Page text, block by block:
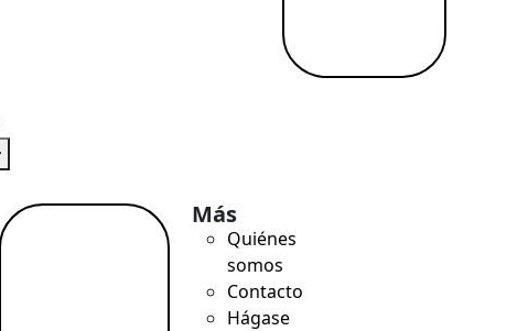
Más
Quiénes
somos
Contacto
Hágase